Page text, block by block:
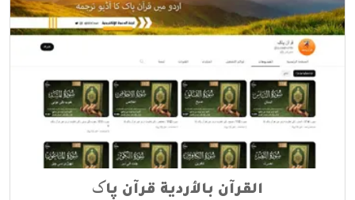
القرآن بالأردية قرآن پاک